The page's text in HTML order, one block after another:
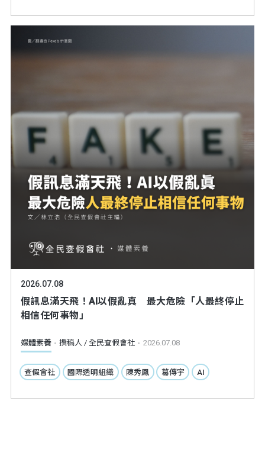
2026.07.08
假訊息滿天飛！AI以假亂真 最大危險「人最終停止
相信任何事物」
媒體素養 撰稿人 / 全民查假會社 2026.07.08
查假會社 國際透明組織 陳秀鳳 葛傳宇 AI